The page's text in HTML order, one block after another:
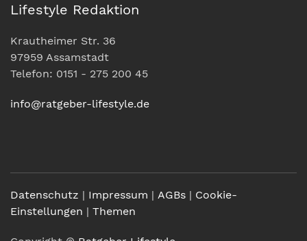
Lifestyle Redaktion
Krautheimer Str. 36
97959 Assamstadt
Telefon: 0151 - 275 200 45
info@ratgeber-lifestyle.de
Datenschutz | Impressum | AGBs | Cookie-
Einstellungen | Themen